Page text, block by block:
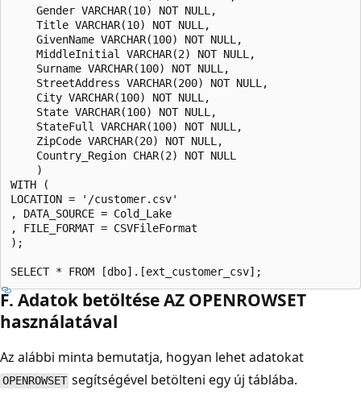
    Gender VARCHAR(10) NOT NULL,
    Title VARCHAR(10) NOT NULL,
    GivenName VARCHAR(100) NOT NULL,
    MiddleInitial VARCHAR(2) NOT NULL,
    Surname VARCHAR(100) NOT NULL,
    StreetAddress VARCHAR(200) NOT NULL,
    City VARCHAR(100) NOT NULL,
    State VARCHAR(100) NOT NULL,
    StateFull VARCHAR(100) NOT NULL,
    ZipCode VARCHAR(20) NOT NULL,
    Country_Region CHAR(2) NOT NULL
    )
WITH (
LOCATION = '/customer.csv'
, DATA_SOURCE = Cold_Lake
, FILE_FORMAT = CSVFileFormat
);
F. Adatok betöltése AZ OPENROWSET
használatával
Az alábbi minta bemutatja, hogyan lehet adatokat
OPENROWSET segítségével betölteni egy új táblába.